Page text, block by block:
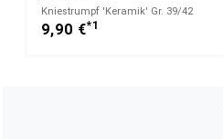
Kniestrumpf 'Keramik' Gr. 39/42
9,90 €*1